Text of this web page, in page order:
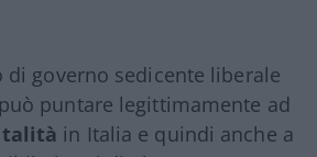
governo sedicente liberale
puntare legittimamente ad
in Italia e quindi anche a